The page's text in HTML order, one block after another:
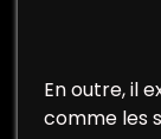
En outre, il
comme les